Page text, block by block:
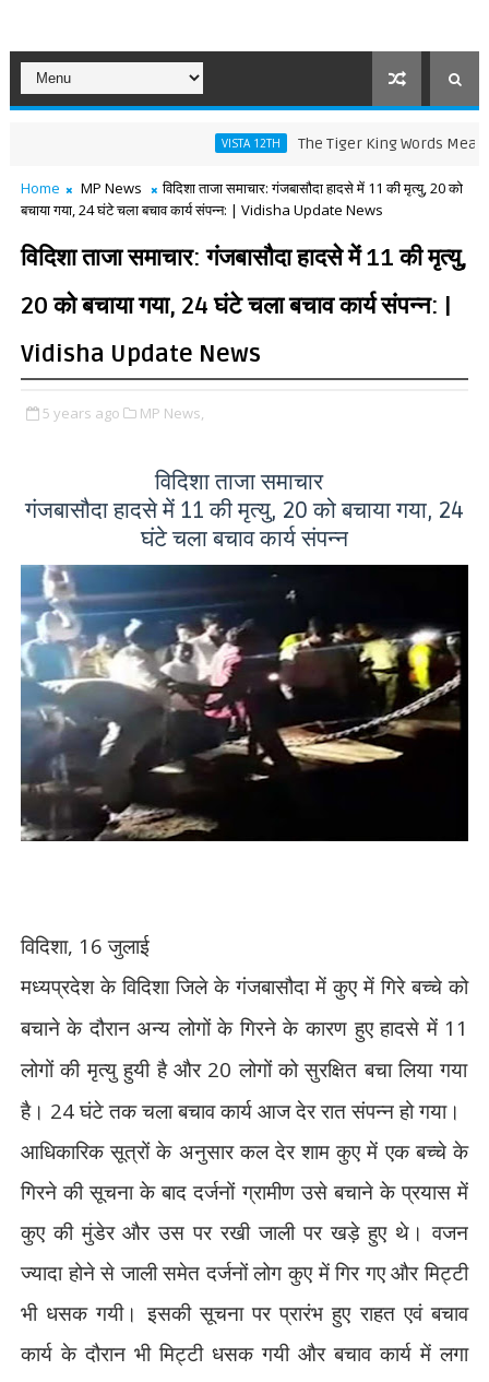
The Tiger King Words Meaning
Home MP News
विदिशा ताजा समाचार: गंजबासौदा हादसे में 11 की मृत्यु, 20 को
बचाया गया, 24 घंटे चला बचाव कार्य संपन्न: | Vidisha Update News
विदिशा ताजा समाचार: गंजबासौदा हादसे में 11 की मृत्यु,
20 को बचाया गया, 24 घंटे चला बचाव कार्य संपन्न: |
Vidisha Update News
5 years ago MP News,
विदिशा ताजा समाचार
गंजबासौदा हादसे में 11 की मृत्यु, 20 को बचाया गया, 24
घंटे चला बचाव कार्य संपन्न
विदिशा, 16 जुलाई
मध्यप्रदेश के विदिशा जिले के गंजबासौदा में कुए में गिरे बच्चे को
बचाने के दौरान अन्य लोगों के गिरने के कारण हुए हादसे में 11
लोगों की मृत्यु हुयी है और 20 लोगों को सुरक्षित बचा लिया गया
है। 24घंटे तक चला बचाव कार्य आज देर रात संपन्न हो गया।
आधिकारिक सूत्रों के अनुसार कल देर शाम कुए में एक बच्चे के
गिरने की सूचना के बाद दर्जनों ग्रामीण उसे बचाने के प्रयास में
कुए की मुंडेर और उस पर रखी जाली पर खड़े हुए थे। वजन
ज्यादा होने से जाली समेत दर्जनों लोग कुए में गिर गए और मिट्टी
भी धसक गयी। इसकी सूचना पर प्रारंभ हुए राहत एवं बचाव
कार्य के दौरान भी मिट्टी धसक गयी और बचाव कार्य में लगा